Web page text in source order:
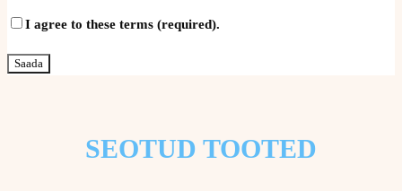
I agree to these terms (required).
SEOTUD TOOTED